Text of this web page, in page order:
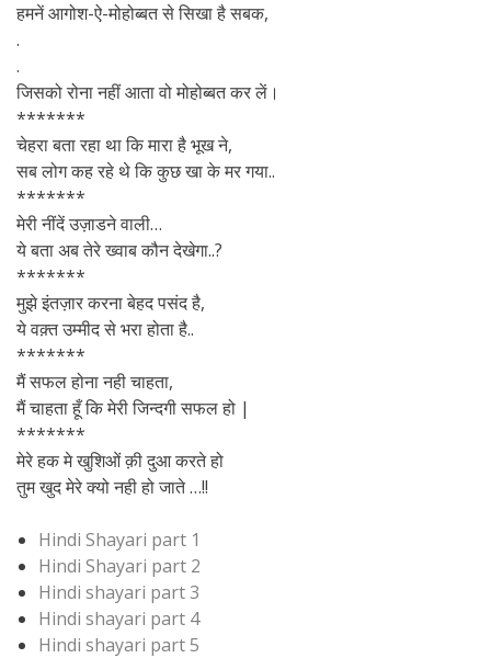
हमनें आगोश-ऐ-मोहोब्बत से सिखा है सबक,
.
.
जिसको रोना नहीं आता वो मोहोब्बत कर लें।
*******
चेहरा बता रहा था कि मारा है भूख ने,
सब लोग कह रहे थे कि कुछ खा के मर गया..
*******
मेरी नींदें उज़ाडने वाली…
ये बता अब तेरे ख्वाब कौन देखेगा..?
*******
मुझे इंतज़ार करना बेहद पसंद है,
ये वक़्त उम्मीद से भरा होता है..
*******
मैं सफल होना नही चाहता,
मैं चाहता हूँ कि मेरी जिन्दगी सफल हो |
*******
मेरे हक मे खुशिओं क़ी दुआ करते हो
तुम खुद मेरे क्यो नही हो जाते …!!
Hindi Shayari part 1
Hindi Shayari part 2
Hindi shayari part 3
Hindi shayari part 4
Hindi shayari part 5